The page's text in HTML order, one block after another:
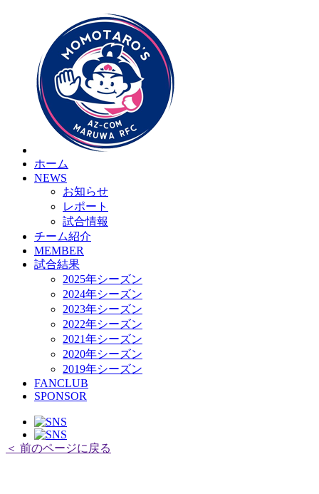
ホーム
NEWS
お知らせ
レポート
試合情報
チーム紹介
MEMBER
試合結果
2025年シーズン
2024年シーズン
2023年シーズン
2022年シーズン
2021年シーズン
2020年シーズン
2019年シーズン
FANCLUB
SPONSOR
＜ 前のページに戻る
HOME
チーム紹介
選手・スタッフ紹介